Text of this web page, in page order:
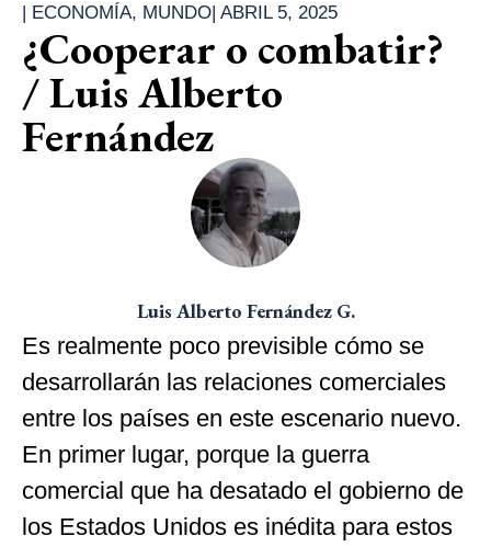
| ECONOMÍA, MUNDO| ABRIL 5, 2025
¿Cooperar o combatir?
/ Luis Alberto
Fernández
Luis Alberto Fernández G.
Es realmente poco previsible cómo se
desarrollarán las relaciones comerciales
entre los países en este escenario nuevo.
En primer lugar, porque la guerra
comercial que ha desatado el gobierno de
los Estados Unidos es inédita para estos